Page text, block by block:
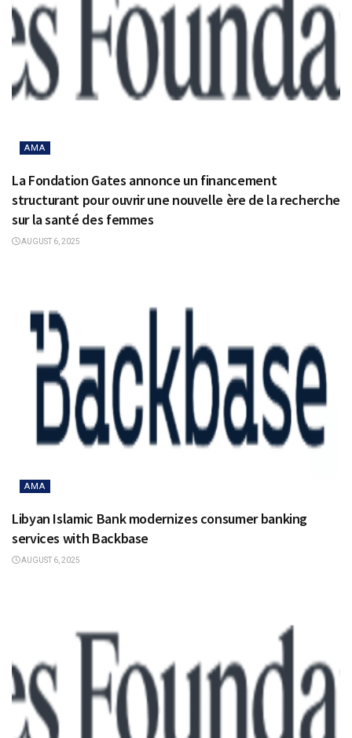
AMA
La Fondation Gates annonce un financement
structurant pour ouvrir une nouvelle ère de la recherche
sur la santé des femmes
AUGUST 6, 2025
AMA
Libyan Islamic Bank modernizes consumer banking
services with Backbase
AUGUST 6, 2025